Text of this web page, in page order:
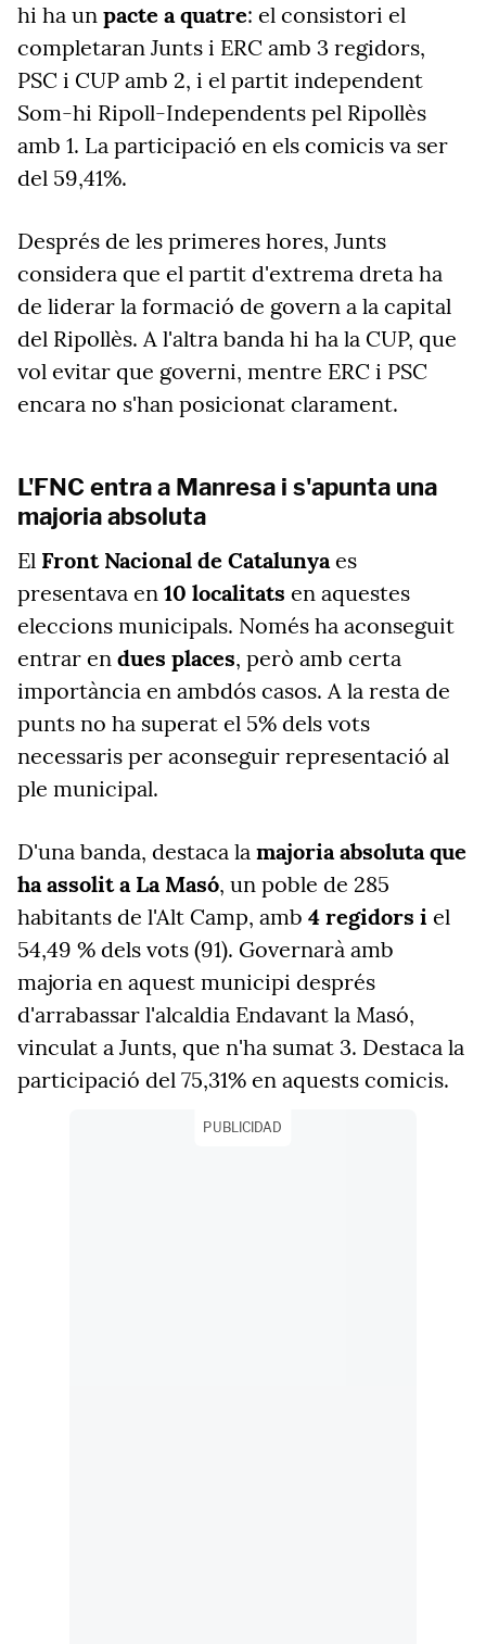
hi ha un pacte a quatre: el consistori el
completaran Junts i ERC amb 3 regidors,
PSC i CUP amb 2, i el partit independent
Som-hi Ripoll-Independents pel Ripollès
amb 1. La participació en els comicis va ser
del 59,41%.
Després de les primeres hores, Junts
considera que el partit d'extrema dreta ha
de liderar la formació de govern a la capital
del Ripollès. A l'altra banda hi ha la CUP, que
vol evitar que governi, mentre ERC i PSC
encara no s'han posicionat clarament.
L'FNC entra a Manresa i s'apunta una
majoria absoluta
El Front Nacional de Catalunyaes
presentava en 10 localitats en aquestes
eleccions municipals. Només ha aconseguit
entrar en dues places, però amb certa
importància en ambdós casos. A la resta de
punts no ha superat el 5% dels vots
necessaris per aconseguir representació al
ple municipal.
D'una banda, destaca la majoria absoluta que
ha assolit a La Masó, un poble de 285
habitants de l'Alt Camp, amb 4 regidors i el
54,49 % dels vots (91). Governarà amb
majoria en aquest municipi després
d'arrabassar l'alcaldia Endavant la Masó,
vinculat a Junts, que n'ha sumat 3. Destaca la
participació del 75,31% en aquests comicis.
PUBLICIDAD